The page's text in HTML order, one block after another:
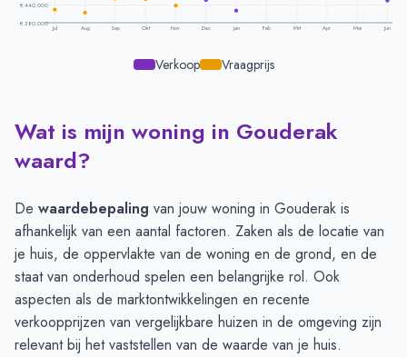
€ 440.000
€ 380.000
Jul Aug Sep Okt Nov Dec Jan Feb Mrt Apr Mei Jun
Verkoop Vraagprijs
Prijsontwikkeling per maand -Gouderak
Maand
Vraagprijs
Verkoopprijs
Juli
€ 413.571
September € 462.357
€ 658.019
Oktober
€ 460.571
€ 543.943
November
€ 438.166
€ 486.792
December
€ 504.166
€ 456.887
Januari
€ 703.625 € 422.000
Februari
€ 644.916 € 565.000
Wat is mijn woning in Gouderak
waard?
De waardebepaling van jouw woning in Gouderak is
afhankelijk van een aantal factoren. Zaken als de locatie van
je huis, de oppervlakte van de woning en de grond, en de
staat van onderhoud spelen een belangrijke rol. Ook
aspecten als de marktontwikkelingen en recente
verkoopprijzen van vergelijkbare huizen in de omgeving zijn
relevant bij het vaststellen van de waarde van je huis.